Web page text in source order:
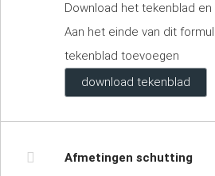
Download het tekenblad
Aan het einde van dit
tekenblad toevoegen
download tekenblad
Afmetingen schutting